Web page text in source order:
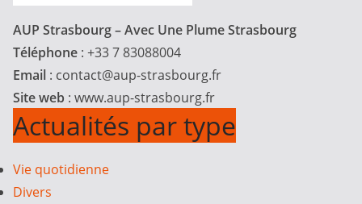
AUP Strasbourg – Avec Une Plume Strasbourg
Téléphone : +33 7 83088004
Email : contact@aup-strasbourg.fr
Site web : www.aup-strasbourg.fr
Actualités par type
Vie quotidienne
Divers